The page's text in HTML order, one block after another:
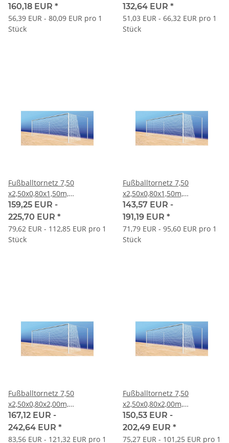
160,18 EUR *
56,39 EUR - 80,09 EUR pro 1
Stück
132,64 EUR *
51,03 EUR - 66,32 EUR pro 1
Stück
Fußballtornetz 7,50
x2,50x0,80x1,50m,
Maschenweite # 100mm
159,25 EUR -
225,70 EUR *
79,62 EUR - 112,85 EUR pro 1
Stück
Fußballtornetz 7,50
x2,50x0,80x1,50m,
Maschenweite # 120mm
143,57 EUR -
191,19 EUR *
71,79 EUR - 95,60 EUR pro 1
Stück
Fußballtornetz 7,50
x2,50x0,80x2,00m,
Maschenweite # 100mm
167,12 EUR -
242,64 EUR *
83,56 EUR - 121,32 EUR pro 1
Fußballtornetz 7,50
x2,50x0,80x2,00m,
Maschenweite # 120mm
150,53 EUR -
202,49 EUR *
75,27 EUR - 101,25 EUR pro 1